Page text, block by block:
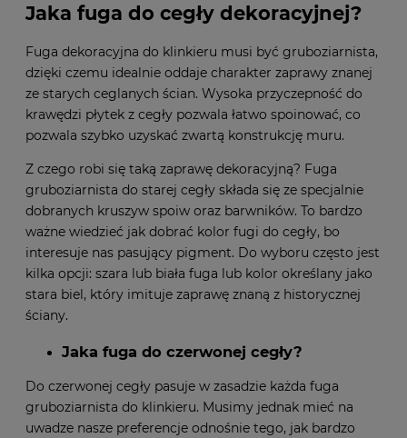
Jaka fuga do cegły dekoracyjnej?
Fuga dekoracyjna do klinkieru musi być gruboziarnista,
dzięki czemu idealnie oddaje charakter zaprawy znanej
ze starych ceglanych ścian. Wysoka przyczepność do
krawędzi płytek z cegły pozwala łatwo spoinować, co
pozwala szybko uzyskać zwartą konstrukcję muru.
Z czego robi się taką zaprawę dekoracyjną? Fuga
gruboziarnista do starej cegły składa się ze specjalnie
dobranych kruszyw spoiw oraz barwników. To bardzo
ważne wiedzieć jak dobrać kolor fugi do cegły, bo
interesuje nas pasujący pigment. Do wyboru często jest
kilka opcji: szara lub biała fuga lub kolor określany jako
stara biel, który imituje zaprawę znaną z historycznej
ściany.
Jaka fuga do czerwonej cegły?
Do czerwonej cegły pasuje w zasadzie każda fuga
gruboziarnista do klinkieru. Musimy jednak mieć na
uwadze nasze preferencje odnośnie tego, jak bardzo